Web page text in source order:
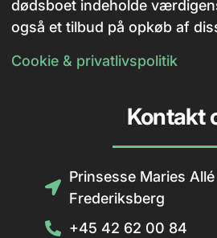
dødsboet indeholde
også et tilbud på opkøb af
Cookie & privatlivspolitik
Kontakt
Prinsesse Maries Allé
Frederiksberg
+45 42 62 00 84